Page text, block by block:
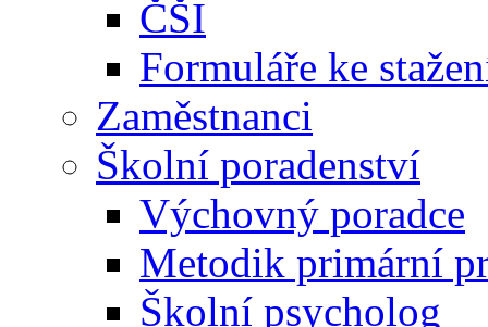
ČŠI
Formuláře ke
Zaměstnanci
Školní poradenství
Výchovný poradce
Metodik primární
Školní psycholog